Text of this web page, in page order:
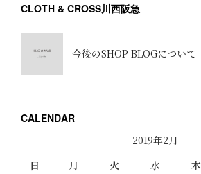
CLOTH & CROSS川西阪急
今後のSHOP BLOGについて
CALENDAR
2019年2月
日
月 火 水 木